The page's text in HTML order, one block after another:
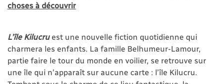
choses à découvrir
L’île Kilucruest une nouvelle fiction quotidienne qui
charmera les enfants. La famille Belhumeur-Lamour,
partie faire le tour du monde en voilier, se retrouve sur
une île qui n’apparaît sur aucune carte : l’île Kilucru.